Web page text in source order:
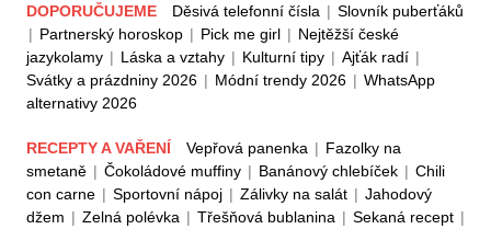
DOPORUČUJEME Děsivá telefonní čísla | Slovník puberťáků
| Partnerský horoskop | Pick me girl | Nejtěžší české
jazykolamy | Láska a vztahy | Kulturní tipy | Ajťák radí |
Svátky a prázdniny 2026 | Módní trendy 2026 | WhatsApp
alternativy 2026
RECEPTY A VAŘENÍ Vepřová panenka | Fazolky na
smetaně | Čokoládové muffiny | Banánový chlebíček | Chili
con carne | Sportovní nápoj | Zálivky na salát | Jahodový
džem | Zelná polévka | Třešňová bublanina | Sekaná recept |